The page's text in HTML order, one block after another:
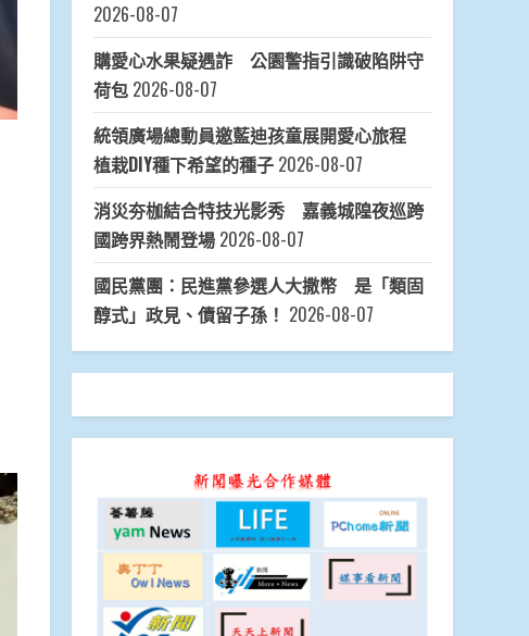
2026-08-07
購愛心水果疑遇詐 公園警指引識破陷阱守
荷包 2026-08-07
統領廣場總動員邀藍迪孩童展開愛心旅程
植栽DIY種下希望的種子 2026-08-07
消災夯枷結合特技光影秀 嘉義城隍夜巡跨
國跨界熱鬧登場 2026-08-07
國民黨團：民進黨參選人大撒幣 是「類固
醇式」政見、債留子孫！ 2026-08-07